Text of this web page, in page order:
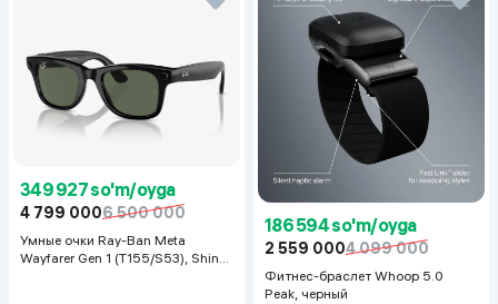
349 927 so'm/oyga
4 799 0006 500 000
Умные очки Ray-Ban Meta
Wayfarer Gen 1 (T155/S53), Shiny
186 594 so'm/oyga
2 559 0004 099 000
Фитнес-браслет Whoop 5.0
Peak, черный